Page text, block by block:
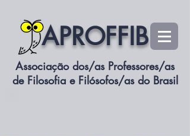
APROFFIB
Associação dos/as Professores/as
de Filosofia e Filósofos/as do Brasil